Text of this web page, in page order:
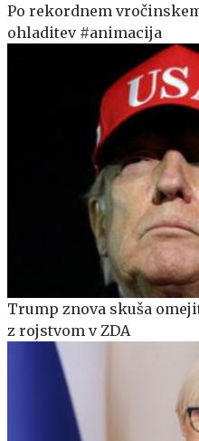
Po rekordnem
ohladitev #animacija
Trump znova skuša
z rojstvom v ZDA